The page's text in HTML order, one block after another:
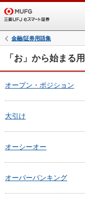
金融/証券用語集
「お」から始まる
オープン・ポジション
大引け
オーシーオー
オーバーバンキング